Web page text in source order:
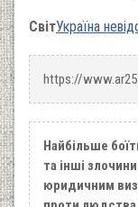
СвітУкраїна
https://
Найбільше
та інші
юридичним